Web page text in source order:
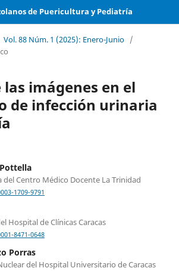
de Puericultura y Pediatría
Vol. 88 Núm. 1 (2025): Enero-Junio /
imágenes en el
de infección urinaria
del Centro Médico Docente La Trinidad
1709-9791
Hospital de Clínicas Caracas
8471-0648
Porras
del Hospital Universitario de Caracas